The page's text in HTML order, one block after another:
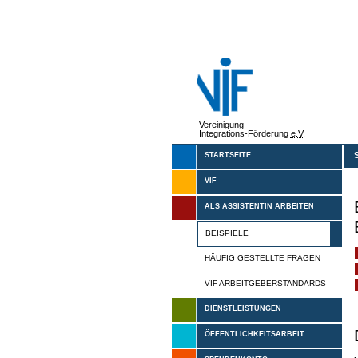
Vereinigung
Integrations-Förderung e.V.
STARTSEITE
VIF
ALS ASSISTENTIN ARBEITEN
BEISPIELE
HÄUFIG GESTELLTE FRAGEN
VIF ARBEITGEBERSTANDARDS
DIENSTLEISTUNGEN
ÖFFENTLICHKEITSARBEIT